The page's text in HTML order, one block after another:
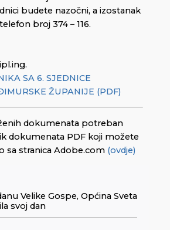
budete nazočni, a izostanak
broj 374 – 116.
SA 6. SJEDNICE
ŽUPANIJE (PDF)
dokumenata potreban
dokumenata PDF koji možete
sa stranica Adobe.com (ovdje)
Velike Gospe, Općina Sveta
svoj dan